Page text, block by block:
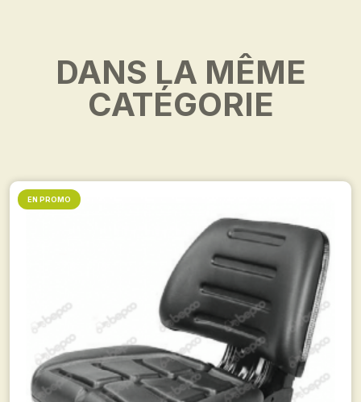
DANS LA MÊME
CATÉGORIE
EN PROMO